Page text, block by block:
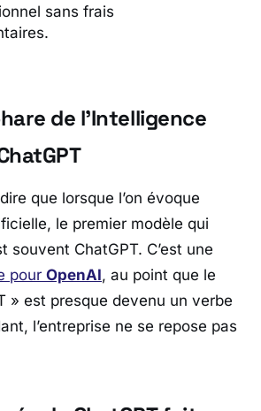
sans frais
de l’Intelligence
que lorsque l’on évoque
le premier modèle qui
souvent ChatGPT. C’est une
pour OpenAI, au point que le
» est presque devenu un verbe
l’entreprise ne se repose pas